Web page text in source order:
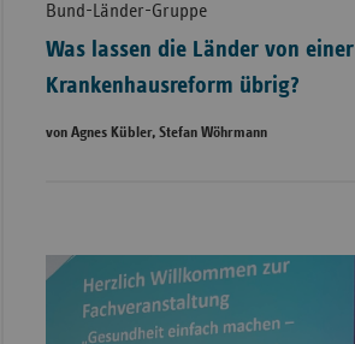
Bund-Länder-Gruppe
Was lassen die Länder von einer
Krankenhausreform übrig?
von Agnes Kübler, Stefan Wöhrmann